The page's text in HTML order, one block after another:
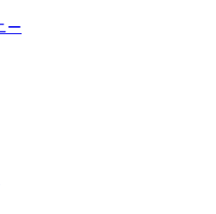
ー